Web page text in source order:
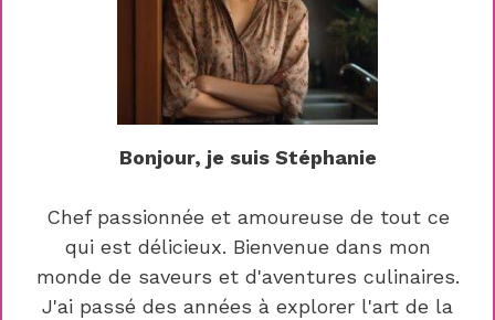
Bonjour, je suis Stéphanie
Chef passionnée et amoureuse de tout ce
qui est délicieux. Bienvenue dans mon
monde de saveurs et d'aventures culinaires.
J'ai passé des années à explorer l'art de la